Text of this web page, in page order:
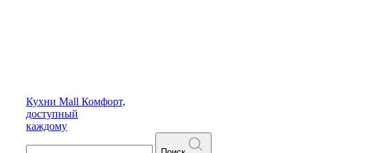
Кухни Mall Комфорт,
доступный
каждому